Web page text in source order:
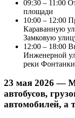
09:30 – 11:00
площади
10:00 – 12:00
Караванную
Замковую
12:00 – 18:00
Инженерной
реки
23 мая 2026 —
автобусов,
автомобилей, а